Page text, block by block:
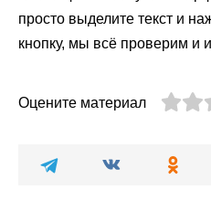
просто выделите текст и
кнопку, мы всё проверим и
Оцените материал